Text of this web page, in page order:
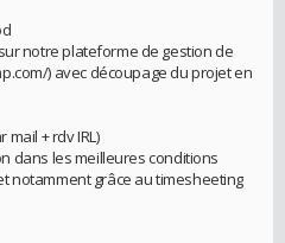
notre plateforme de gestion de
) avec découpage du projet en
+ rdv IRL)
dans les meilleures conditions
notamment grâce au timesheeting